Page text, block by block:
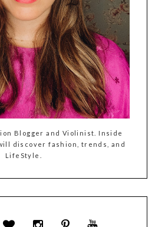
Blogger and Violinist. Inside
discover fashion, trends, and
LifeStyle.